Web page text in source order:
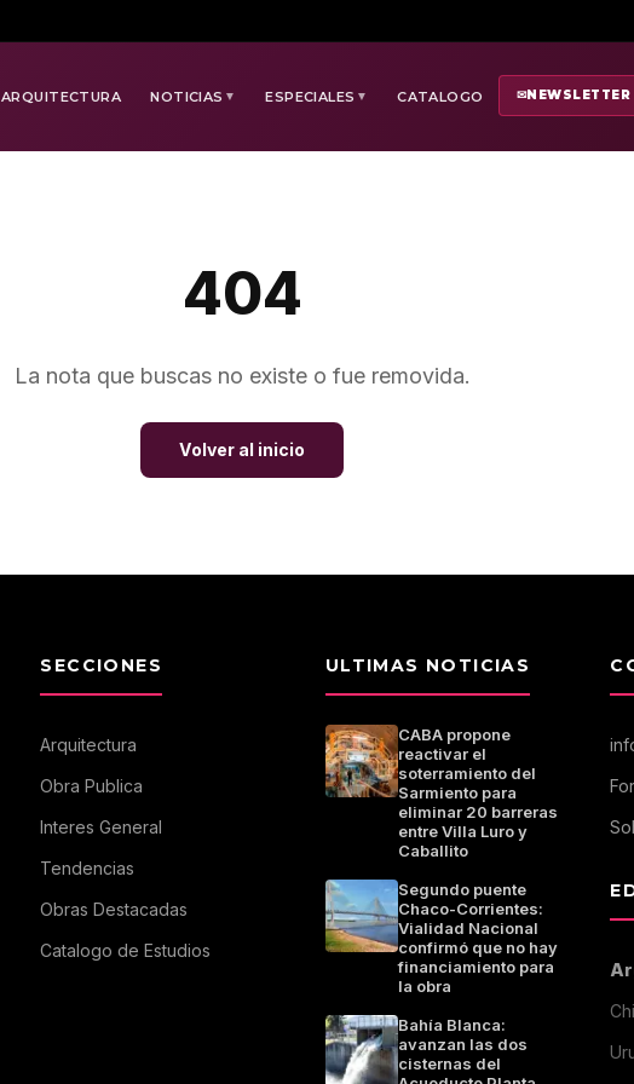
ARQUITECTURA NOTICIAS ▼ ESPECIALES ▼ CATALOGO ✉NEWSLETTER
404
La nota que buscas no existe o fue removida.
Volver al inicio
SECCIONES
Arquitectura
Obra Publica
Interes General
Tendencias
Obras Destacadas
Catalogo de Estudios
ULTIMAS NOTICIAS
CABA propone
reactivar el
soterramiento del
Sarmiento para
eliminar 20 barreras
entre Villa Luro y
Caballito
Segundo puente
Chaco-Corrientes:
Vialidad Nacional
confirmó que no hay
financiamiento para
la obra
Bahía Blanca:
avanzan las dos
cisternas del